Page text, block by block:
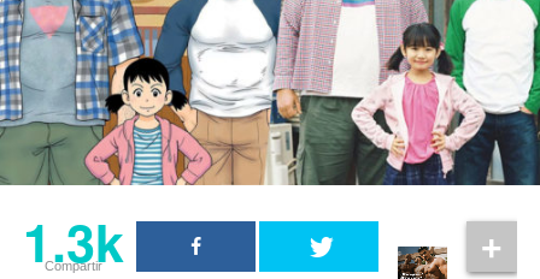
1.3k
Compartir